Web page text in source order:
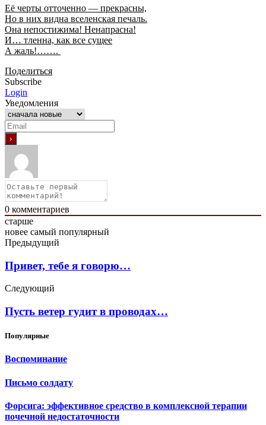
Её черты отточенно — прекрасны,
Но в них видна вселенская печаль.
Она непостижима! Ненапрасна!
И… тленна, как все сущее
А жаль!…….
Поделиться
Subscribe
Login
Уведомления
0 комментариев
старше
новее самый популярный
Предыдущий
Привет, тебе я говорю…
Следующий
Пусть ветер гудит в проводах…
Популярные
Воспоминание
Письмо солдату
Форсига: эффективное средство в комплексной терапии
почечной недостаточности